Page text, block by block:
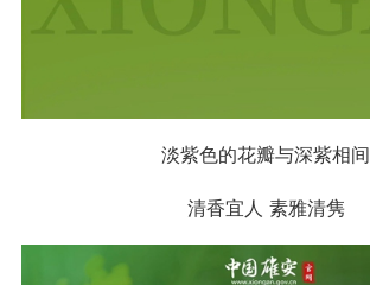
淡紫色的花瓣与深紫相间
清香宜人 素雅清隽